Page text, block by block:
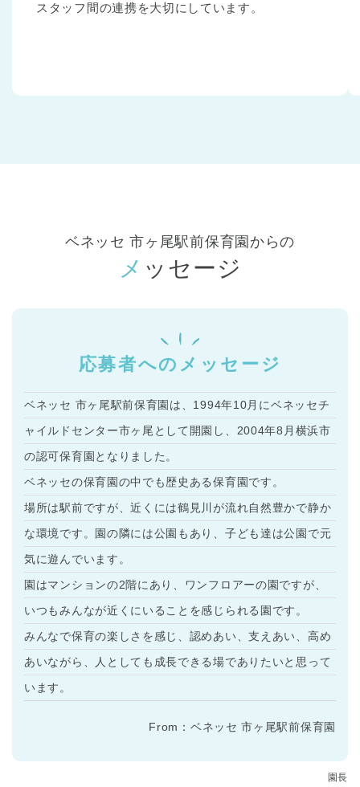
スタッフ間の連携を大切にしています。
ベネッセ 市ヶ尾駅前保育園からの
メッセージ
応募者へのメッセージ
ベネッセ 市ヶ尾駅前保育園は、1994年10月にベネッセチ
ャイルドセンター市ヶ尾として開園し、2004年8月横浜市
の認可保育園となりました。
ベネッセの保育園の中でも歴史ある保育園です。
場所は駅前ですが、近くには鶴見川が流れ自然豊かで静か
な環境です。園の隣には公園もあり、子ども達は公園で元
気に遊んでいます。
園はマンションの2階にあり、ワンフロアーの園ですが、
いつもみんなが近くにいることを感じられる園です。
みんなで保育の楽しさを感じ、認めあい、支えあい、高め
あいながら、人としても成長できる場でありたいと思って
います。
From：ベネッセ 市ヶ尾駅前保育園
園長